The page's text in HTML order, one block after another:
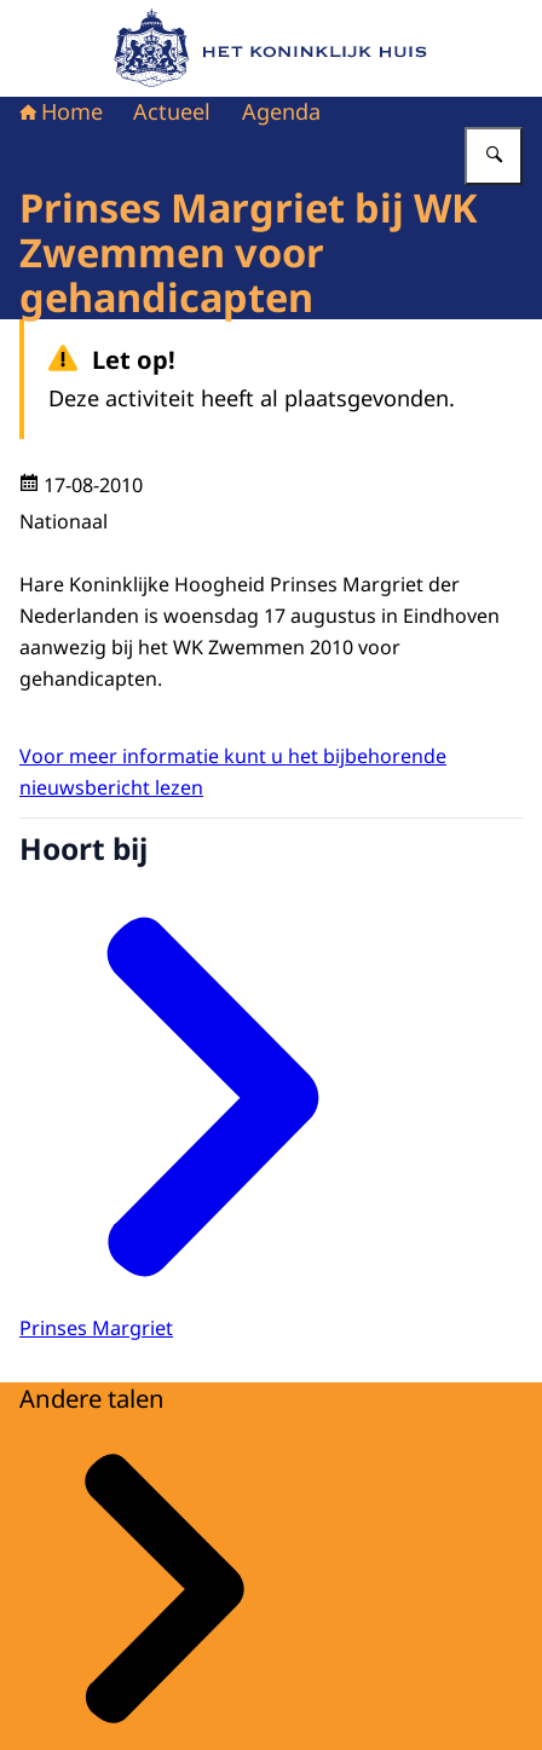
Naar de homepage van Het Koninklijk Huis
Home Actueel Agenda
Prinses Margriet bij WK
Zwemmen voor
gehandicapten
Let op!
Deze activiteit heeft al plaatsgevonden.
17-08-2010
Nationaal
Hare Koninklijke Hoogheid Prinses Margriet der
Nederlanden is woensdag 17 augustus in Eindhoven
aanwezig bij het WK Zwemmen 2010 voor
gehandicapten.
Voor meer informatie kunt u het bijbehorende
nieuwsbericht lezen
Hoort bij
Prinses Margriet
Andere talen